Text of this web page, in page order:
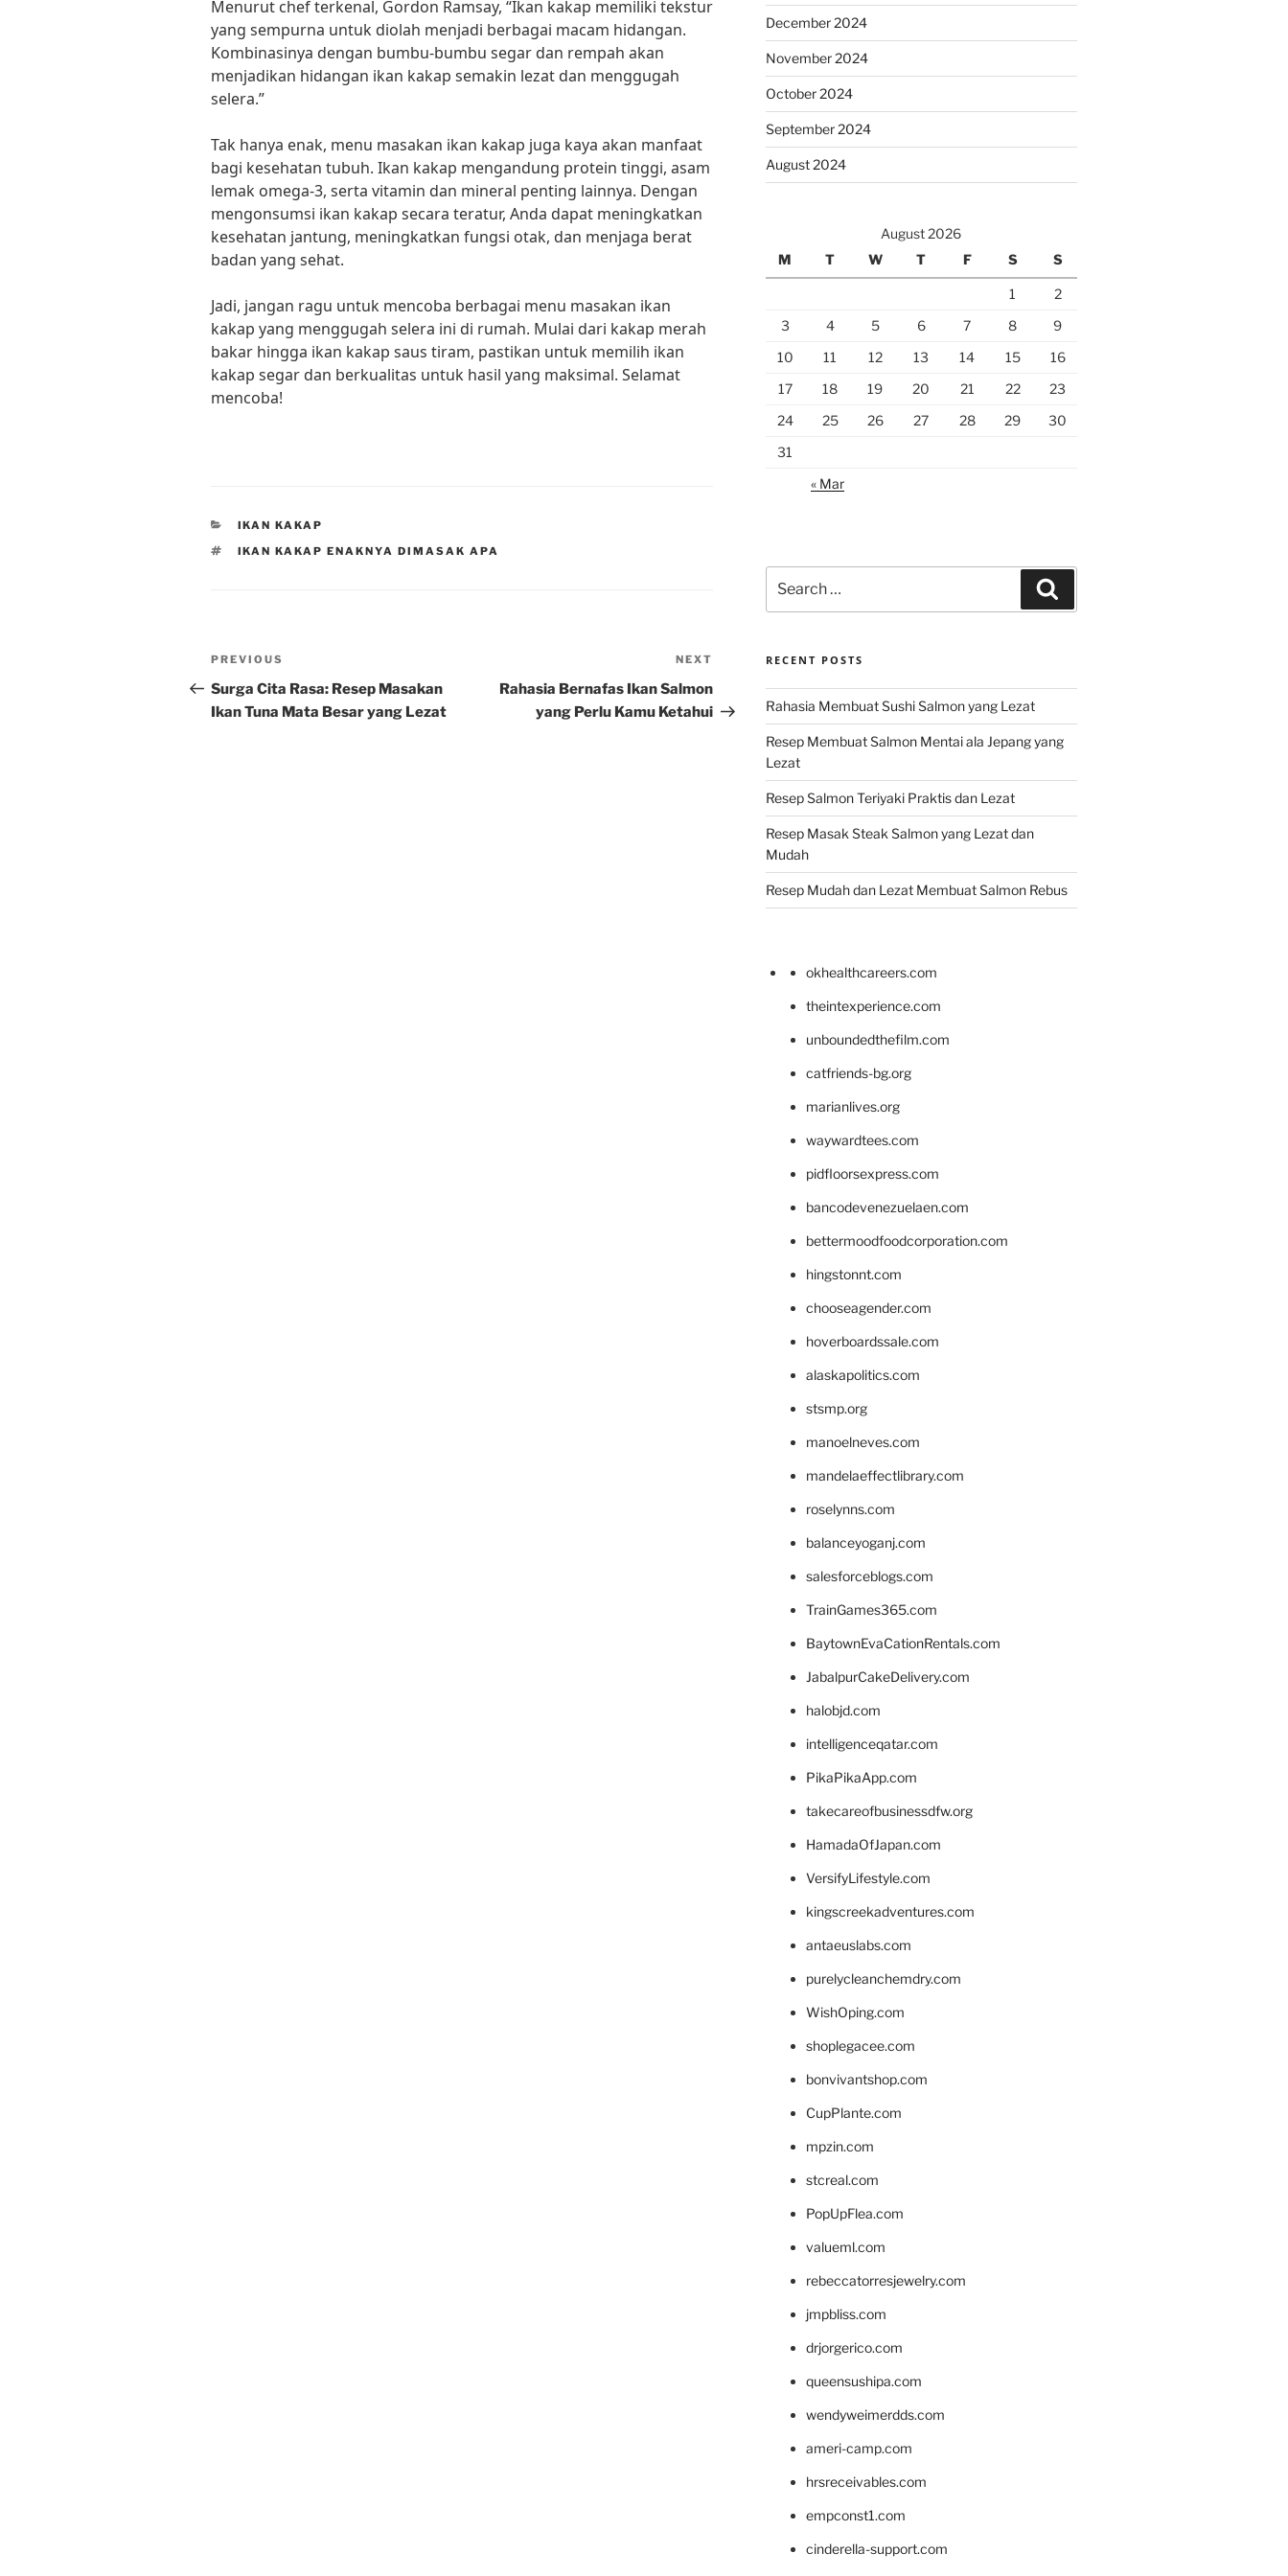
Menurut chef terkenal, Gordon Ramsay, “Ikan kakap memiliki tekstur
yang sempurna untuk diolah menjadi berbagai macam hidangan.
Kombinasinya dengan bumbu-bumbu segar dan rempah akan
menjadikan hidangan ikan kakap semakin lezat dan menggugah
selera.”
Tak hanya enak, menu masakan ikan kakap juga kaya akan manfaat
bagi kesehatan tubuh. Ikan kakap mengandung protein tinggi, asam
lemak omega-3, serta vitamin dan mineral penting lainnya. Dengan
mengonsumsi ikan kakap secara teratur, Anda dapat meningkatkan
kesehatan jantung, meningkatkan fungsi otak, dan menjaga berat
badan yang sehat.
Jadi, jangan ragu untuk mencoba berbagai menu masakan ikan
kakap yang menggugah selera ini di rumah. Mulai dari kakap merah
bakar hingga ikan kakap saus tiram, pastikan untuk memilih ikan
kakap segar dan berkualitas untuk hasil yang maksimal. Selamat
mencoba!
CATEGORIES
IKAN KAKAP
TAGS
IKAN KAKAP ENAKNYA DIMASAK APA
Post
navigation
Previous
Post
PREVIOUS
Surga Cita Rasa: Resep Masakan
Ikan Tuna Mata Besar yang Lezat
Post
NEXT
Rahasia Bernafas Ikan Salmon
yang Perlu Kamu Ketahui
December 2024
November 2024
October 2024
September 2024
August 2024
August 2026
M
T W T F S S
1
2
3
4 5 6 7 8
9
10
11 12 13 14 15
16
17
18 19 20 21 22
23
24
25 26 27 28 29
30
31
« Mar
for:
RECENT POSTS
Rahasia Membuat Sushi Salmon yang Lezat
Resep Membuat Salmon Mentai ala Jepang yang
Lezat
Resep Salmon Teriyaki Praktis dan Lezat
Resep Masak Steak Salmon yang Lezat dan
Mudah
Resep Mudah dan Lezat Membuat Salmon Rebus
okhealthcareers.com
theintexperience.com
unboundedthefilm.com
catfriends-bg.org
marianlives.org
waywardtees.com
pidfloorsexpress.com
bancodevenezuelaen.com
bettermoodfoodcorporation.com
hingstonnt.com
chooseagender.com
hoverboardssale.com
alaskapolitics.com
stsmp.org
manoelneves.com
mandelaeffectlibrary.com
roselynns.com
balanceyoganj.com
salesforceblogs.com
TrainGames365.com
BaytownEvaCationRentals.com
JabalpurCakeDelivery.com
halobjd.com
intelligenceqatar.com
PikaPikaApp.com
takecareofbusinessdfw.org
HamadaOfJapan.com
VersifyLifestyle.com
kingscreekadventures.com
antaeuslabs.com
purelycleanchemdry.com
WishOping.com
shoplegacee.com
bonvivantshop.com
CupPlante.com
mpzin.com
stcreal.com
PopUpFlea.com
valueml.com
rebeccatorresjewelry.com
jmpbliss.com
drjorgerico.com
queensushipa.com
wendyweimerdds.com
ameri-camp.com
hrsreceivables.com
empconst1.com
cinderella-support.com